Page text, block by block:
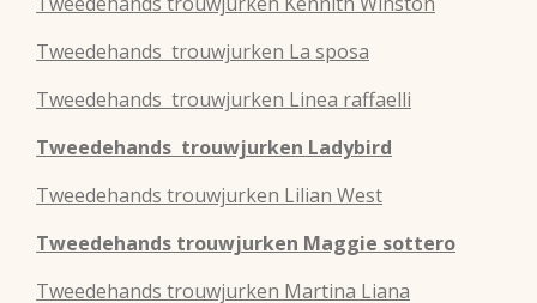
Tweedehands trouwjurken La sposa
Tweedehands trouwjurken Linea raffaelli
Tweedehands trouwjurken Ladybird
Tweedehands trouwjurken Lilian West
Tweedehands trouwjurken Maggie sottero
Tweedehands trouwjurken Martina Liana